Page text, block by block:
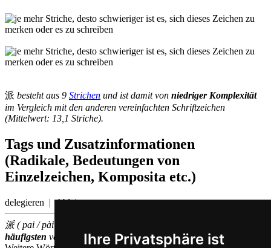
Ihre Privatsphäre ist
派 besteht aus 9 Strichen und ist damit von niedriger Komplexität
im Vergleich mit den anderen vereinfachten Schriftzeichen
(Mittelwert: 13,1 Striche).
Tags und Zusatzinformationen
(Radikale, Bedeutungen von
Einzelzeichen, Komposita etc.)
delegieren | Ableitung
派 ( pai / pài ) gehört zu den
häufigsten verwendetenEinzelzeichen(Platz382)